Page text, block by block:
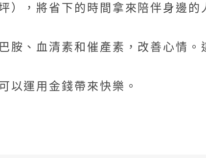
），將省下的時間拿來陪伴身邊的
胺、血清素和催產素，改善心情。
以運用金錢帶來快樂。